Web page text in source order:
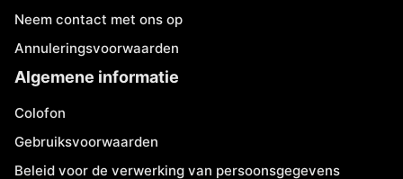
Neem contact met ons op
Annuleringsvoorwaarden
Algemene informatie
Colofon
Gebruiksvoorwaarden
Beleid voor de verwerking van persoonsgegevens